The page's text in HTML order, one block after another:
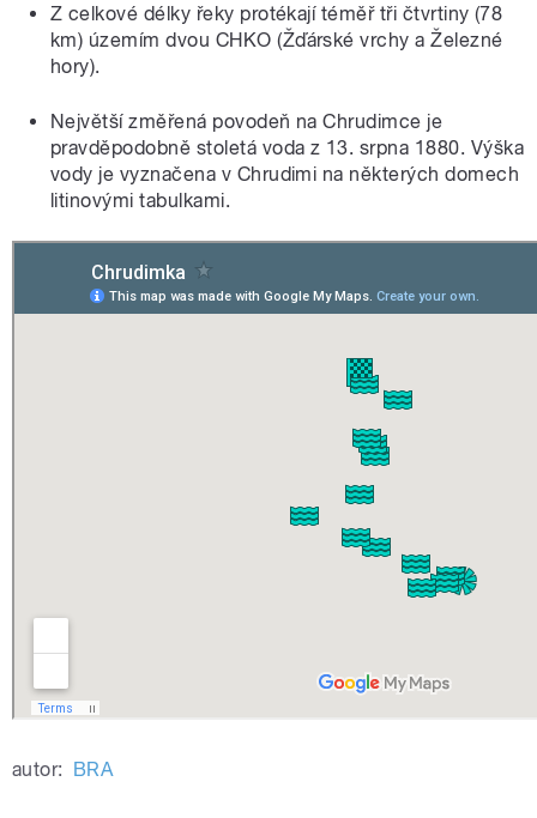
Z celkové délky řeky protékají téměř tři čtvrtiny (78
km) územím dvou CHKO (Žďárské vrchy a Železné
hory).
Největší změřená povodeň na Chrudimce je
pravděpodobně stoletá voda z 13. srpna 1880. Výška
vody je vyznačena v Chrudimi na některých domech
litinovými tabulkami.
autor: BRA